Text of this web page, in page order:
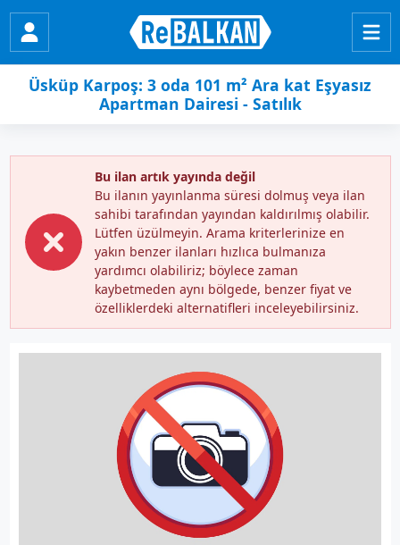
Üsküp Karpoş: 3 oda 101 m² Ara kat Eşyasız
Apartman Dairesi - Satılık
Bu ilan artık yayında değil
Bu ilanın yayınlanma süresi dolmuş veya ilan
sahibi tarafından yayından kaldırılmış olabilir.
Lütfen üzülmeyin. Arama kriterlerinize en
yakın benzer ilanları hızlıca bulmanıza
yardımcı olabiliriz; böylece zaman
kaybetmeden aynı bölgede, benzer fiyat ve
özelliklerdeki alternatifleri inceleyebilirsiniz.